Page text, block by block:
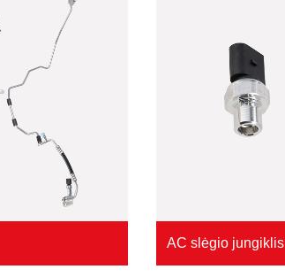
AC slėgio jungiklis